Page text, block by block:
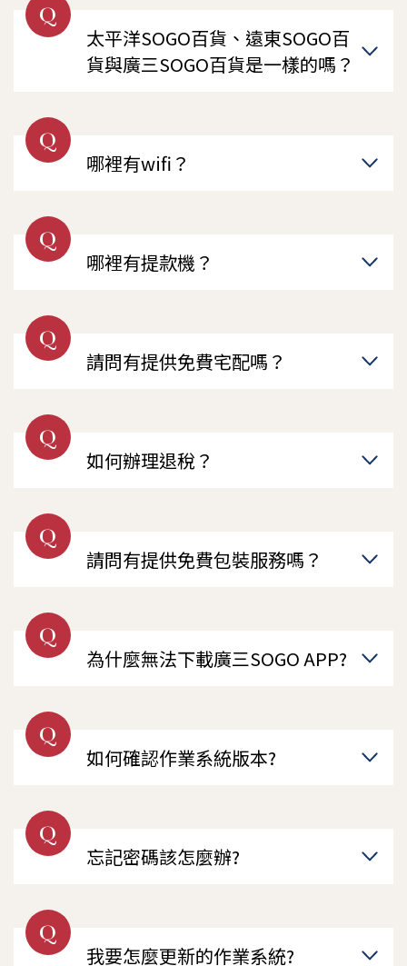
Q
太平洋SOGO百貨、遠東SOGO百
貨與廣三SOGO百貨是一樣的嗎？
Q
哪裡有wifi？
Q
哪裡有提款機？
Q
請問有提供免費宅配嗎？
Q
如何辦理退稅？
Q
請問有提供免費包裝服務嗎？
Q
為什麼無法下載廣三SOGO APP?
Q
如何確認作業系統版本?
Q
忘記密碼該怎麼辦?
Q
我要怎麼更新的作業系統?